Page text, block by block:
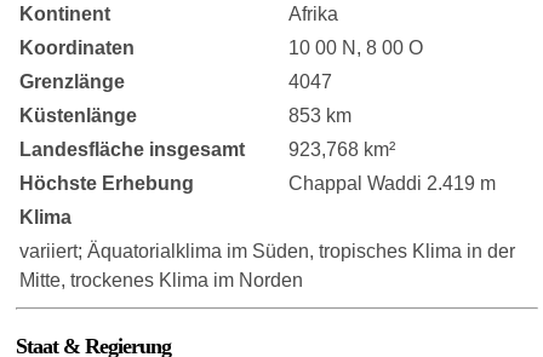
Kontinent
Afrika
Koordinaten
10 00 N, 8 00 O
Grenzlänge
4047
Küstenlänge
853 km
Landesfläche insgesamt
923,768 km²
Höchste Erhebung
Chappal Waddi 2.419 m
Klima
variiert; Äquatorialklima im Süden, tropisches Klima in der
Mitte, trockenes Klima im Norden
Staat & Regierung